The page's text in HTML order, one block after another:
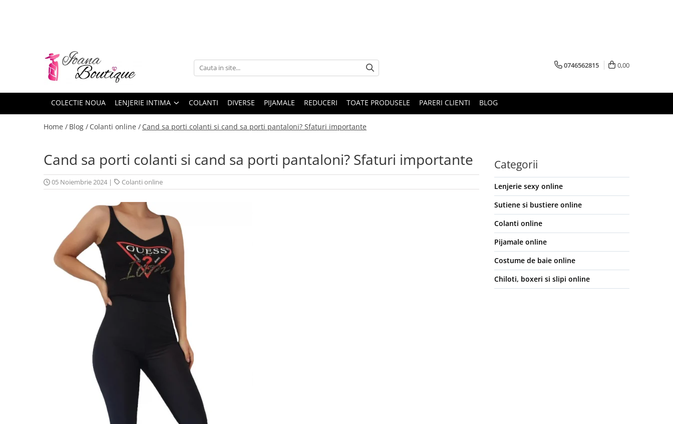
Lenjerie sexy
Chiloti brazilieni
Chiloti clasici
Compleuri & body-uri
Costume de baie
0746562815 0,00
COLECTIE NOUA LENJERIE INTIMA COLANTI DIVERSE PIJAMALE REDUCERI TOATE PRODUSELE PARERI CLIENTI BLOG
Home / Blog / Colanti online / Cand sa porti colanti si cand sa porti pantaloni? Sfaturi importante
Cand sa porti colanti si cand sa porti pantaloni? Sfaturi importante
05 Noiembrie 2024 | Colanti online
Categorii
Lenjerie sexy online
Sutiene si bustiere online
Colanti online
Pijamale online
Costume de baie online
Chiloti, boxeri si slipi online